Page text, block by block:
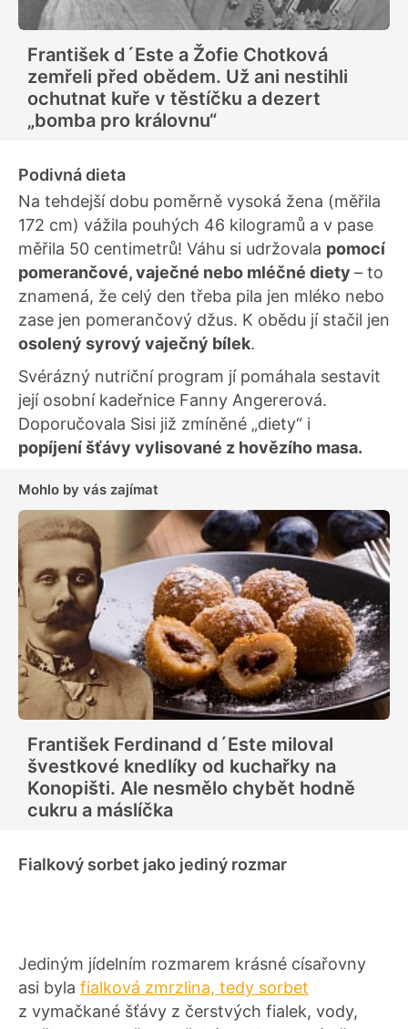
František d´Este a Žofie Chotková
zemřeli před obědem. Už ani nestihli
ochutnat kuře v těstíčku a dezert
„bomba pro královnu“
Podivná dieta
Na tehdejší dobu poměrně vysoká žena (měřila
172 cm) vážila pouhých 46 kilogramů a v pase
měřila 50 centimetrů! Váhu si udržovala pomocí
pomerančové, vaječné nebo mléčné diety – to
znamená, že celý den třeba pila jen mléko nebo
zase jen pomerančový džus. K obědu jí stačil jen
osolený syrový vaječný bílek.
Svérázný nutriční program jí pomáhala sestavit
její osobní kadeřnice Fanny Angererová.
Doporučovala Sisi již zmíněné „diety“ i
popíjení šťávy vylisované z hovězího masa.
Mohlo by vás zajímat
František Ferdinand d´Este miloval
švestkové knedlíky od kuchařky na
Konopišti. Ale nesmělo chybět hodně
cukru a máslíčka
Fialkový sorbet jako jediný rozmar
Jediným jídelním rozmarem krásné císařovny
asi byla fialková zmrzlina, tedy sorbet
z vymačkané šťávy z čerstvých fialek, vody,